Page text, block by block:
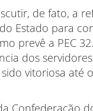
de fato, a
Estado para
prevê a PEC
dos
vitoriosa até
Confederação